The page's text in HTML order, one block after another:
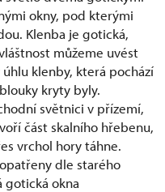
okny, pod kterými
Klenba je gotická,
můžeme uvést
klenby, která pochází
kryty byly.
světnici v přízemí,
část skalního hřebenu,
vrchol hory táhne.
dle starého
gotická okna